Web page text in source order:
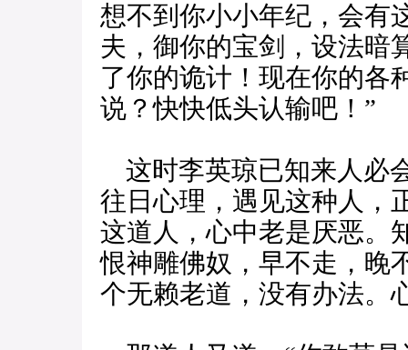
想不到你小小年纪，会有
夫，御你的宝剑，设法暗
了你的诡计！现在你的各
说？快快低头认输吧！”
这时李英琼已知来人必
往日心理，遇见这种人，
这道人，心中老是厌恶。
恨神雕佛奴，早不走，晚
个无赖老道，没有办法。